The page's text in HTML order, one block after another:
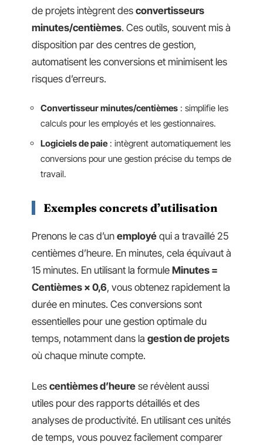
de projets intègrent des convertisseurs
minutes/centièmes. Ces outils, souvent mis à
disposition par des centres de gestion,
automatisent les conversions et minimisent les
risques d’erreurs.
Convertisseur minutes/centièmes : simplifie les
calculs pour les employés et les gestionnaires.
Logiciels de paie : intègrent automatiquement les
conversions pour une gestion précise du temps de
travail.
Exemples concrets d’utilisation
Prenons le cas d’un employé qui a travaillé 25
centièmes d’heure. En minutes, cela équivaut à
15 minutes. En utilisant la formule Minutes =
Centièmes × 0,6, vous obtenez rapidement la
durée en minutes. Ces conversions sont
essentielles pour une gestion optimale du
temps, notamment dans la gestion de projets
où chaque minute compte.
Les centièmes d’heure se révèlent aussi
utiles pour des rapports détaillés et des
analyses de productivité. En utilisant ces unités
de temps, vous pouvez facilement comparer